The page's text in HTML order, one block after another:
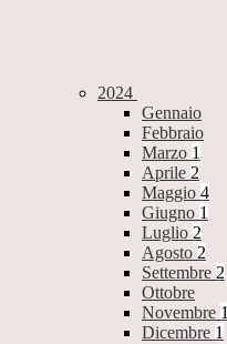
2024
Gennaio
Febbraio
Marzo 1
Aprile 2
Maggio 4
Giugno 1
Luglio 2
Agosto 2
Settembre 2
Ottobre
Novembre 1
Dicembre 1